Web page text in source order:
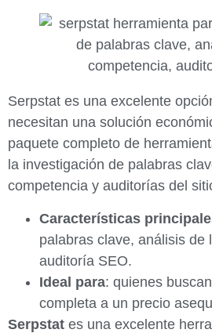
Serpstat es una excelente
necesitan una solución
paquete completo de
la investigación de palabras
competencia y auditorías del
Características
palabras clave, análisis de
auditoría SEO.
Ideal para: quienes
completa a un precio
Serpstat es una excelente